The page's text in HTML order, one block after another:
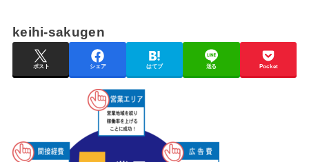
keihi-sakugen
ポスト シェア はてブ 送る Pocket